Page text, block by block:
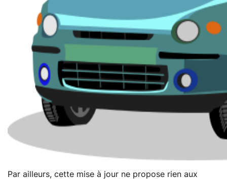
Par ailleurs, cette mise à jour ne propose rien aux